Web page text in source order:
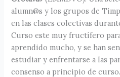
alumn@s y los grupos de
en las clases colectivas
Curso este muy fructífero
aprendido mucho, y se han
estudiar y enfrentarse a las
consenso a principio de curso.